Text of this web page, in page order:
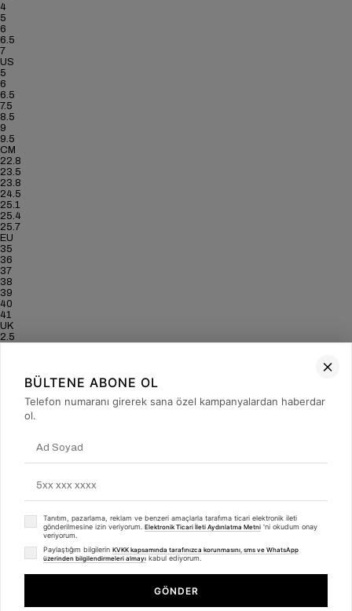
4
5
6
6.5
7
US
5
6
6.5
7.5
8.5
9
9.5
CM
22.8
23.5
23.8
24.5
25.1
25.4
25.7
EU
35
36
37
38
39
40
41
UK
2.5
BÜLTENE ABONE OL
Telefon numaranı girerek sana özel kampanyalardan haberdar
ol.
Tanıtım, pazarlama, reklam ve benzeri amaçlarla tarafıma ticari elektronik ileti
gönderilmesine izin veriyorum. Elektronik Ticari İleti Aydınlatma Metni 'ni okudum onay
veriyorum.
Paylaştığım bilgilerin KVKK kapsamında tarafınızca korunmasını, sms ve WhatsApp
üzerinden bilgilendirmeleri almayı kabul ediyorum.
GÖNDER